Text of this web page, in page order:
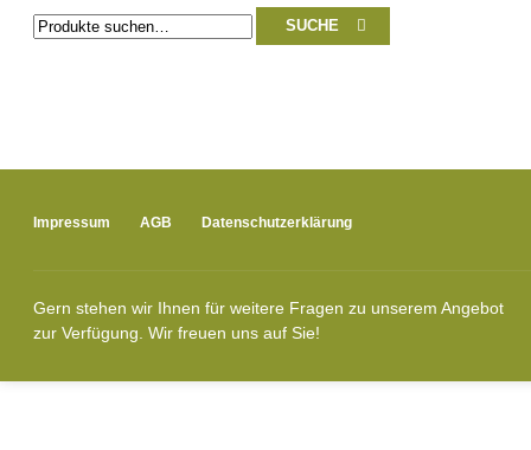
Suche
nach:
SUCHE
Impressum AGB Datenschutzerklärung
Gern stehen wir Ihnen für weitere Fragen zu unserem Angebot
zur Verfügung. Wir freuen uns auf Sie!